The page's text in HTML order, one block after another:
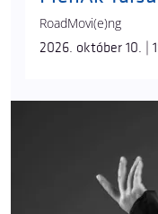
RoadMovi(e)ng
2026. október 10. |